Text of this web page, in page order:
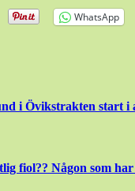
WhatsApp
i Övikstrakten start i
fiol?? Någon som